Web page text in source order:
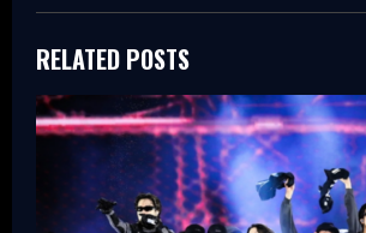
RELATED POSTS